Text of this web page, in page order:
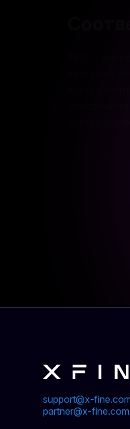
support@x-
partner@x-fine.com